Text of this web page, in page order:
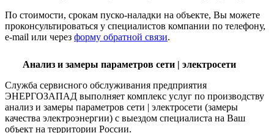
По стоимости, срокам пуско-наладки на объекте, Вы можете
проконсультироваться у специалистов компании по телефону,
e-mail или через форму обратной связи.
Анализ и замеры параметров сети | электросети
Служба сервисного обслуживания предприятия
ЭНЕРГОЗАПАД выполняет комплекс услуг по производству
анализ и замеры параметров сети | электросети (замеры
качества электроэнергии) с выездом специалиста на Ваш
объект на территории России.